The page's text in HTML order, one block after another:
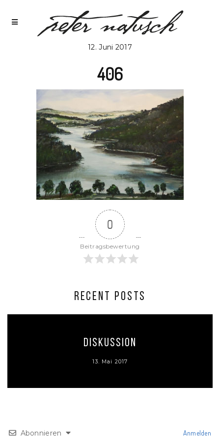
12. Juni 2017
406
0
Beitragsbewertung
RECENT POSTS
Diskussion
13. Mai 2017
Abonnieren Anmelden